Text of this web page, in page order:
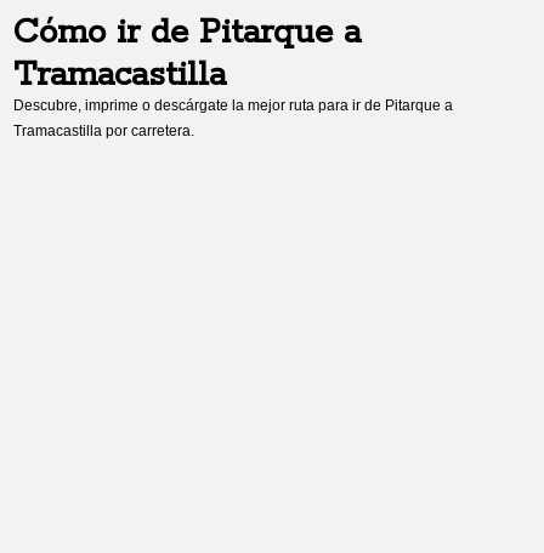
Cómo ir de Pitarquea
Tramacastilla
Descubre, imprime o descárgate la mejor ruta para ir de Pitarque a
Tramacastilla por carretera.